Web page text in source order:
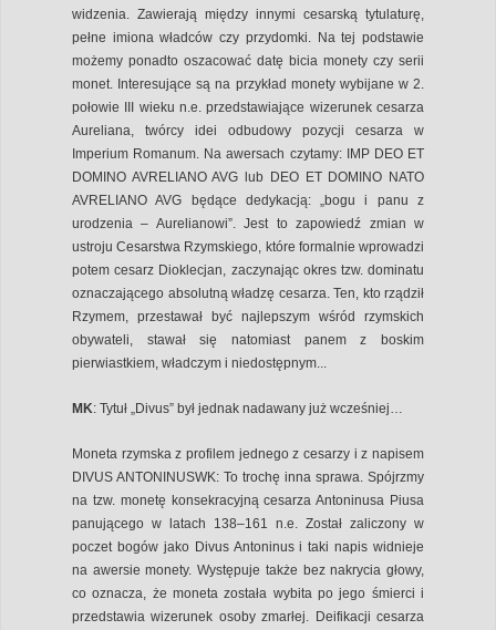
widzenia. Zawierają między innymi cesarską tytulaturę,
pełne imiona władców czy przydomki. Na tej podstawie
możemy ponadto oszacować datę bicia monety czy serii
monet. Interesujące są na przykład monety wybijane w 2.
połowie III wieku n.e. przedstawiające wizerunek cesarza
Aureliana, twórcy idei odbudowy pozycji cesarza w
Imperium Romanum. Na awersach czytamy: IMP DEO ET
DOMINO AVRELIANO AVG lub DEO ET DOMINO NATO
AVRELIANO AVG będące dedykacją: „bogu i panu z
urodzenia – Aurelianowi”. Jest to zapowiedź zmian w
ustroju Cesarstwa Rzymskiego, które formalnie wprowadzi
potem cesarz Dioklecjan, zaczynając okres tzw. dominatu
oznaczającego absolutną władzę cesarza. Ten, kto rządził
Rzymem, przestawał być najlepszym wśród rzymskich
obywateli, stawał się natomiast panem z boskim
pierwiastkiem, władczym i niedostępnym...
MK: Tytuł „Divus” był jednak nadawany już wcześniej…
Moneta rzymska z profilem jednego z cesarzy i z napisem
DIVUS ANTONINUSWK: To trochę inna sprawa. Spójrzmy
na tzw. monetę konsekracyjną cesarza Antoninusa Piusa
panującego w latach 138–161 n.e. Został zaliczony w
poczet bogów jako Divus Antoninus i taki napis widnieje
na awersie monety. Występuje także bez nakrycia głowy,
co oznacza, że moneta została wybita po jego śmierci i
przedstawia wizerunek osoby zmarłej. Deifikacji cesarza